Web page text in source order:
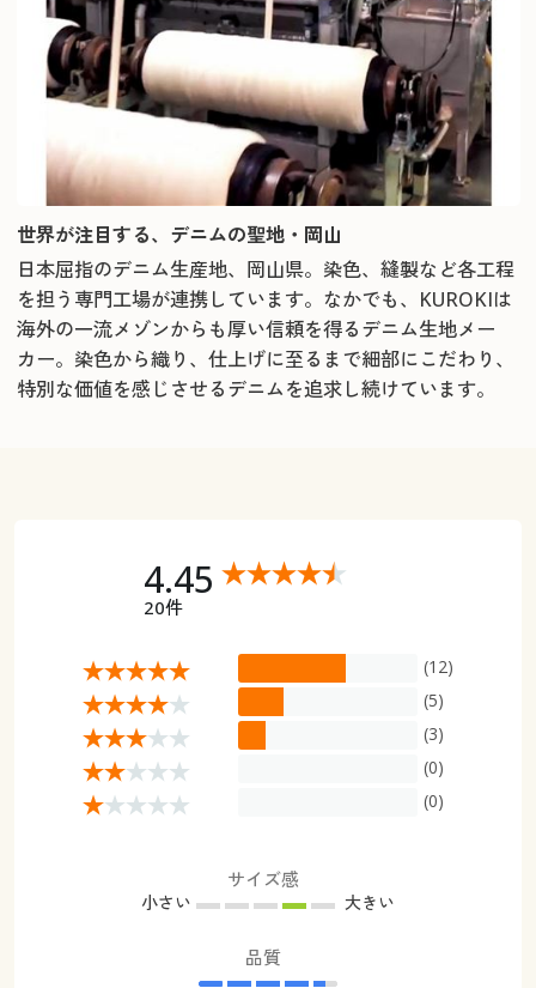
世界が注目する、デニムの聖地・岡山
日本屈指のデニム生産地、岡山県。染色、縫製など各工程
を担う専門工場が連携しています。なかでも、KUROKIは
海外の一流メゾンからも厚い信頼を得るデニム生地メー
カー。染色から織り、仕上げに至るまで細部にこだわり、
特別な価値を感じさせるデニムを追求し続けています。
4.45
20件
(12)
(5)
(3)
(0)
(0)
サイズ感
小さい 大きい
品質